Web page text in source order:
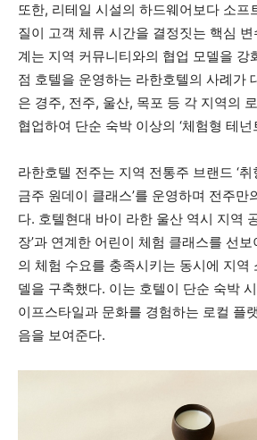
또한, 리테일 시설의 하드웨어보다 소프
질이 고객 체류 시간을 결정짓는 핵심
계는 지역 커뮤니티와의 협업 모델을 강
점 호텔을 운영하는 라한호텔의 사례가
은 경주, 전주, 울산, 목포 등 각 지역의
협업하여 단순 숙박 이상의 ‘체험형 테넌
라한호텔 전주는 지역 전통주 브랜드 ‘취
금주 원데이 클래스’를 운영하며 전주만
다. 호텔현대 바이 라한 울산 역시 지역
장’과 연계한 어린이 체험 클래스를 선
의 체험 수요를 충족시키는 동시에 지역
델을 구축했다. 이는 호텔이 단순 숙박
이프스타일과 문화를 경험하는 로컬 플
음을 보여준다.